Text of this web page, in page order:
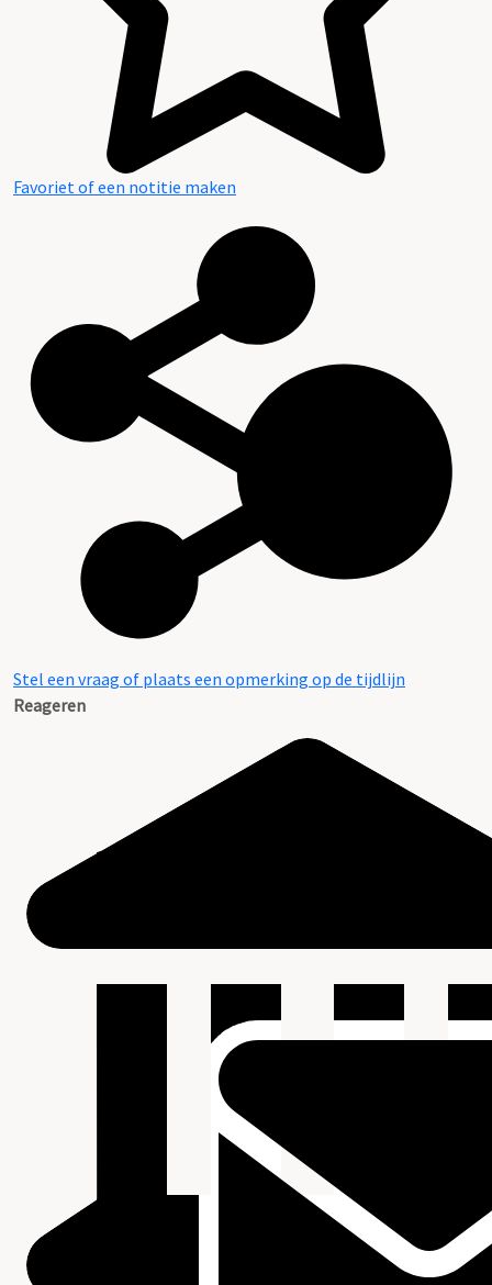
Favoriet of een notitie maken
Stel een vraag of plaats een opmerking op de tijdlijn
Reageren